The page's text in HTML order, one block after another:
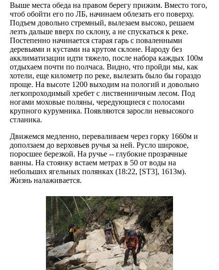
Выше места обеда на правом берегу прижим. Вместо того,
чтоб обойти его по ЛБ, начинаем облезать его поверху.
Подъем довольно стремный, вылезаем высоко, решаем
лезть дальше вверх по склону, а не спускаться к реке.
Постепенно начинается старая гарь с поваленными
деревьями и кустами на крутом склоне. Народу без
акклиматизации идти тяжело, после набора каждых 100м
отдыхаем почти по полчаса. Видно, что пройди мы, как
хотели, еще километр по реке, вылезать было бы гораздо
проще. На высоте 1200 выходим на пологий и довольно
легкопроходимый хребет с лиственничным лесом. Под
ногами моховые поляны, чередующиеся с полосами
крупного курумника. Появляются заросли невысокого
стланика.
Движемся медленно, переваливаем через горку 1660м и
доползаем до верховьев ручья за ней. Русло широкое,
поросшее березкой. На ручье -- глубокие прозрачные
ванны. На стоянку встаем метрах в 50 от воды на
небольших ягельных полянках (18:22, [ST3], 1613м).
Жизнь налаживается.